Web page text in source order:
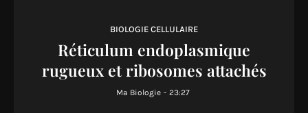
BIOLOGIE CELLULAIRE
Réticulum endoplasmique
rugueux et ribosomes attachés
Ma Biologie - 23:27